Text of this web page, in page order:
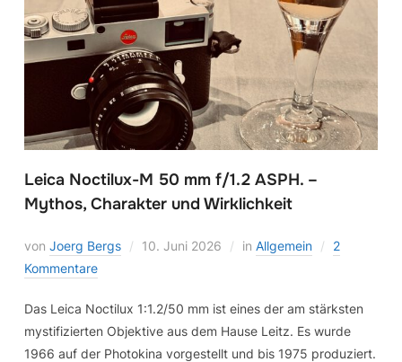
Leica Noctilux-M 50 mm f/1.2 ASPH. –
Mythos, Charakter und Wirklichkeit
von Joerg Bergs 10. Juni 2026 in Allgemein
2
Kommentare
Das Leica Noctilux 1:1.2/50 mm ist eines der am stärksten
mystifizierten Objektive aus dem Hause Leitz. Es wurde
1966 auf der Photokina vorgestellt und bis 1975 produziert.